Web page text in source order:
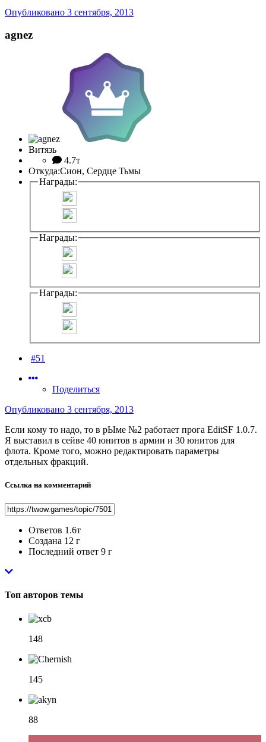
Опубликовано 3 сентября, 2013
agnez
Витязь
4.7т
Откуда:Сион, Сердце Тьмы
Награды:
Награды:
Награды:
#51
Поделиться
Опубликовано 3 сентября, 2013
Если кому то надо, то в рЫме №2 работает прога EditSF 1.0.7.
Я выставил в сейве 40 юнитов в армии и 30 юнитов для
флота. Кроме того, можно редактировать параметры
отдельных фракций.
Ссылка на комментарий
Ответов 1.6т
Создана 12 г
Последний ответ 9 г
Топ авторов темы
148
145
88